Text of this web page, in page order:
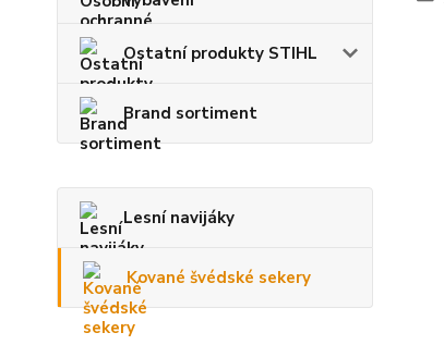
Ostatní produkty STIHL
Brand sortiment
Lesní navijáky
Kované švédské sekery